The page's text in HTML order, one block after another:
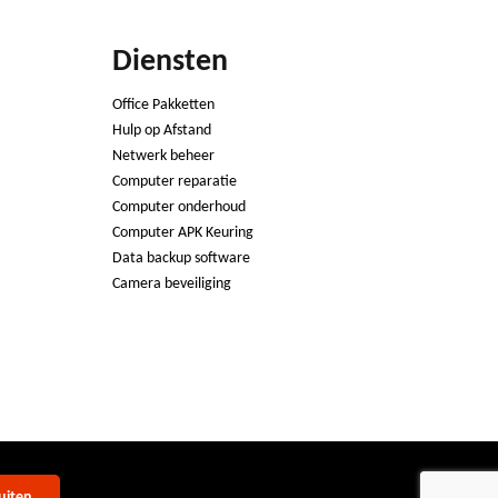
Diensten
Office Pakketten
Hulp op Afstand
Netwerk beheer
Computer reparatie
Computer onderhoud
Computer APK Keuring
Data backup software
Camera beveiliging